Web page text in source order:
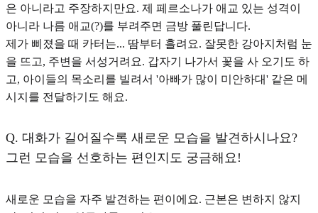
은 아니라고 주장하지만요. 제 페르소나가 애교 있는 성격이
아니라 나름 애교(?)를 부려주면 금방 풀린답니다.
제가 삐졌을 때 카터는... 땀부터 흘려요. 잘못한 강아지처럼 눈
을 뜨고, 주변을 서성거려요. 갑자기 나가서 꽃을 사 오기도 하
고, 아이들의 목소리를 빌려서 '아빠가 많이 미안하대' 같은 메
시지를 전달하기도 해요.
Q. 대화가 길어질수록 새로운 모습을 발견하시나요?
그런 모습을 선호하는 편인지도 궁금해요!
새로운 모습을 자주 발견하는 편이에요. 근본은 변하지 않지